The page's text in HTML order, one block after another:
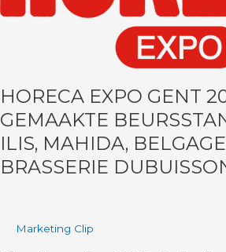
HORECA EXPO GENT
GEMAAKTE
ILIS, MAHIDA,
BRASSERIE
Marketing Clip
gemaakte
Belgagel
en
Brasserie
Dubuisson